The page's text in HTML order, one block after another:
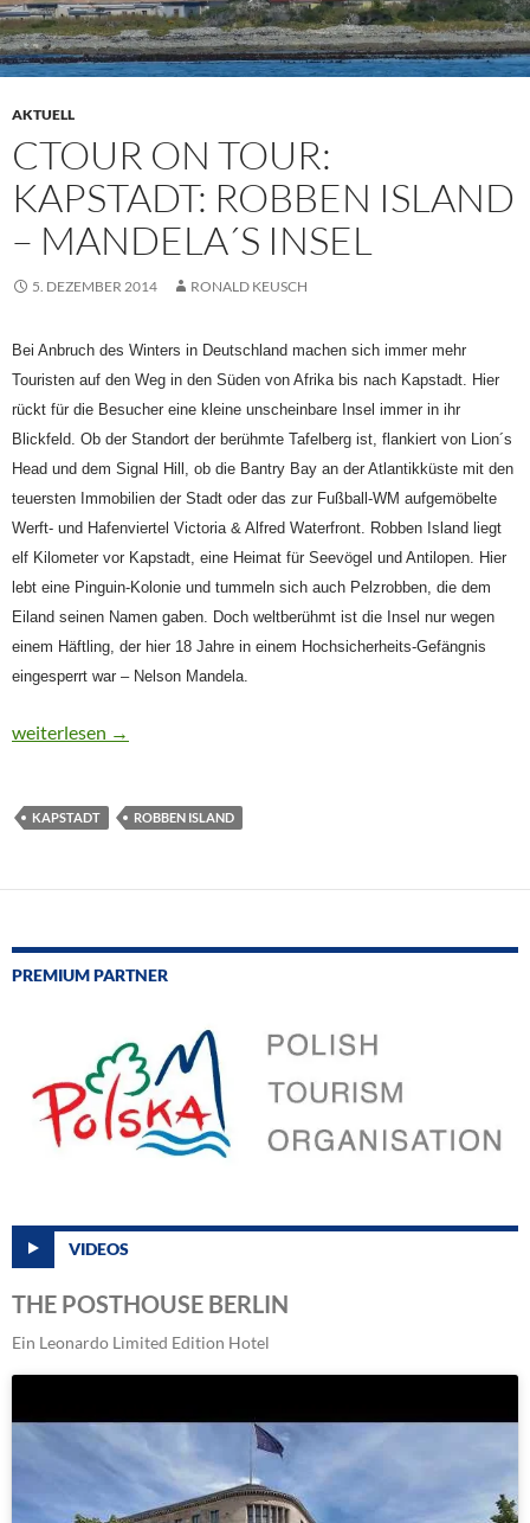
AKTUELL
CTOUR ON TOUR:
KAPSTADT: ROBBEN ISLAND
– MANDELA´S INSEL
5. DEZEMBER 2014 RONALD KEUSCH
Bei Anbruch des Winters in Deutschland machen sich immer mehr
Touristen auf den Weg in den Süden von Afrika bis nach Kapstadt. Hier
rückt für die Besucher eine kleine unscheinbare Insel immer in ihr
Blickfeld. Ob der Standort der berühmte Tafelberg ist, flankiert von Lion´s
Head und dem Signal Hill, ob die Bantry Bay an der Atlantikküste mit den
teuersten Immobilien der Stadt oder das zur Fußball-WM aufgemöbelte
Werft- und Hafenviertel Victoria & Alfred Waterfront. Robben Island liegt
elf Kilometer vor Kapstadt, eine Heimat für Seevögel und Antilopen. Hier
lebt eine Pinguin-Kolonie und tummeln sich auch Pelzrobben, die dem
Eiland seinen Namen gaben. Doch weltberühmt ist die Insel nur wegen
einem Häftling, der hier 18 Jahre in einem Hochsicherheits-Gefängnis
eingesperrt war – Nelson Mandela.
CTOUR on Tour: Kapstadt: Robben Island – Mandela´s Insel
weiterlesen →
KAPSTADT ROBBEN ISLAND
PREMIUM PARTNER
VIDEOS
THE POSTHOUSE BERLIN
Ein Leonardo Limited Edition Hotel